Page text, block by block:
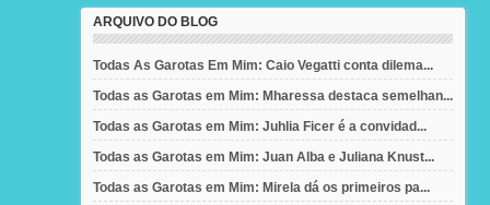
ARQUIVO DO BLOG
Todas As Garotas Em Mim: Caio Vegatti conta dilema...
Todas as Garotas em Mim: Mharessa destaca semelhan...
Todas as Garotas em Mim: Juhlia Ficer é a convidad...
Todas as Garotas em Mim: Juan Alba e Juliana Knust...
Todas as Garotas em Mim: Mirela dá os primeiros pa...